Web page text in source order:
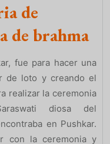
de
de brahma
fue para hacer una
de loto y creando el
realizar la ceremonia
diosa del
en Pushkar.
con la ceremonia y